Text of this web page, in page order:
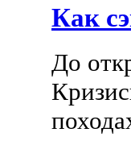
Как
До